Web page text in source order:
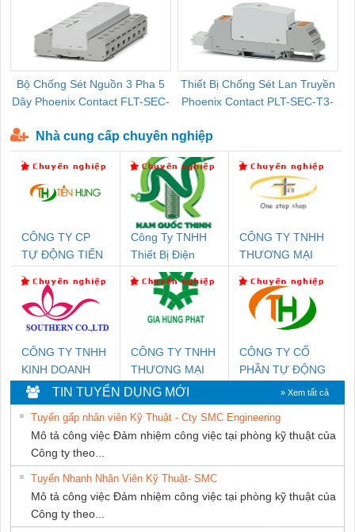
Bộ Chống Sét Nguồn 3 Pha 5
Dây Phoenix Contact FLT-SEC-
Thiết Bị Chống Sét Lan Truyền
Phoenix Contact PLT-SEC-T3-
Nhà cung cấp chuyên nghiệp
CÔNG TY CP
TỰ ĐỘNG TIẾN
Công Ty TNHH
Thiết Bị Điện
Nam Quốc Thịnh
CÔNG TY TNHH
THƯƠNG MẠI
NAM
CÔNG TY TNHH
KINH DOANH
DỊCH VỤ XNK
PHƯƠNG NAM
CÔNG TY TNHH
THƯƠNG MẠI
DỊCH VỤ KỸ
THUẬT ĐIỆN CƠ
GIA HƯNG
PHÁT
CÔNG TY CỔ
PHẦN TỰ ĐỘNG
TIẾN HƯNG
TIN TUYỂN DỤNG MỚI » Xem tất cả
Tuyển gấp nhân viên Kỹ Thuật - Cty SMC Engineering
Mô tả công việc Đảm nhiệm công việc tại phòng kỹ thuật của
Công ty theo...
Tuyển Nhanh Nhân Viên Kỹ Thuật- SMC
Mô tả công việc Đảm nhiệm công việc tại phòng kỹ thuật của
Công ty theo...